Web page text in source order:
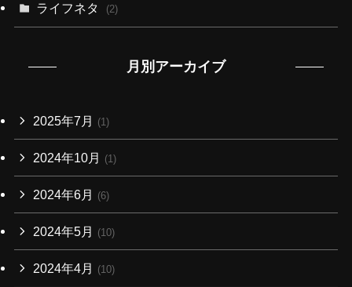
ライフネタ (2)
月別アーカイブ
2025年7月 (1)
2024年10月 (1)
2024年6月 (6)
2024年5月 (10)
2024年4月 (10)